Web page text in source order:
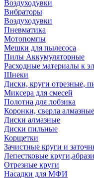
Воздуходувки
Вибраторы
Воздуходувки
Пневматика
Мотопомпы
Мешки для пылесоса
Пилы Аккумуляторные
Расходные материалы к
Шнеки
Диски, круги отрезные,
Миксера для смесей
Полотна для лобзика
Коронки, сверла
Диски алмазные
Диски пильные
Корщетки
Зачистные круги и
Лепестковые
Отрезные круги
Насадки для МФИ